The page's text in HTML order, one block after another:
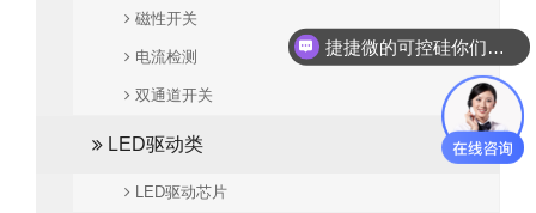
磁性开关
电流检测
双通道开关
LED驱动类
LED驱动芯片